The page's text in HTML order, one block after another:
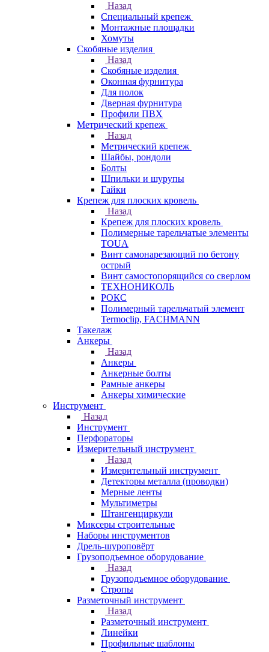
Назад
Специальный крепеж
Монтажные площадки
Хомуты
Скобяные изделия
Назад
Скобяные изделия
Оконная фурнитура
Для полок
Дверная фурнитура
Профили ПВХ
Метрический крепеж
Назад
Метрический крепеж
Шайбы, рондоли
Болты
Шпильки и шурупы
Гайки
Крепеж для плоских кровель
Назад
Крепеж для плоских кровель
Полимерные тарельчатые элементы
TOUA
Винт самонарезающий по бетону
острый
Винт самостопорящийся со сверлом
ТЕХНОНИКОЛЬ
РОКС
Полимерный тарельчатый элемент
Termoclip, FACHMANN
Такелаж
Анкеры
Назад
Анкеры
Анкерные болты
Рамные анкеры
Анкеры химические
Инструмент
Назад
Инструмент
Перфораторы
Измерительный инструмент
Назад
Измерительный инструмент
Детекторы металла (проводки)
Мерные ленты
Мультиметры
Штангенциркули
Миксеры строительные
Наборы инструментов
Дрель-шуроповёрт
Грузоподъемное оборудование
Назад
Грузоподъемное оборудование
Стропы
Разметочный инструмент
Назад
Разметочный инструмент
Линейки
Профильные шаблоны